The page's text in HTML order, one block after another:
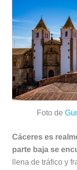
Foto de
Cáceres es
parte baja se
llena de tráfico y